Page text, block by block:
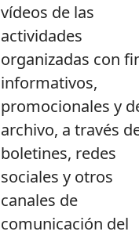
vídeos de las
actividades
organizadas con
informativos,
promocionales y
archivo, a través
boletines, redes
sociales y otros
canales de
comunicación del